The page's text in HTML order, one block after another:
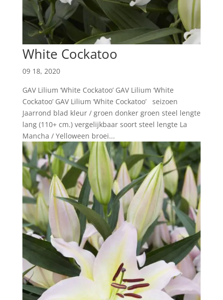
White Cockatoo
09 18, 2020
GAV Lilium ‘White Cockatoo’ GAV Lilium ‘White
Cockatoo’ GAV Lilium ‘White Cockatoo’ seizoen
Jaarrond blad kleur / groen donker groen steel lengte
lang (110+ cm.) vergelijkbaar soort steel lengte La
Mancha / Yelloween broei...